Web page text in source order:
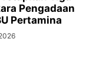
Pengadaan
Pertamina